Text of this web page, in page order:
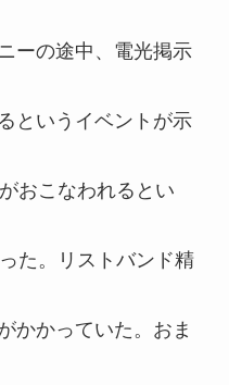
ーの途中、電光掲示
というイベントが示
おこなわれるとい
た。リストバンド精
かかっていた。おま